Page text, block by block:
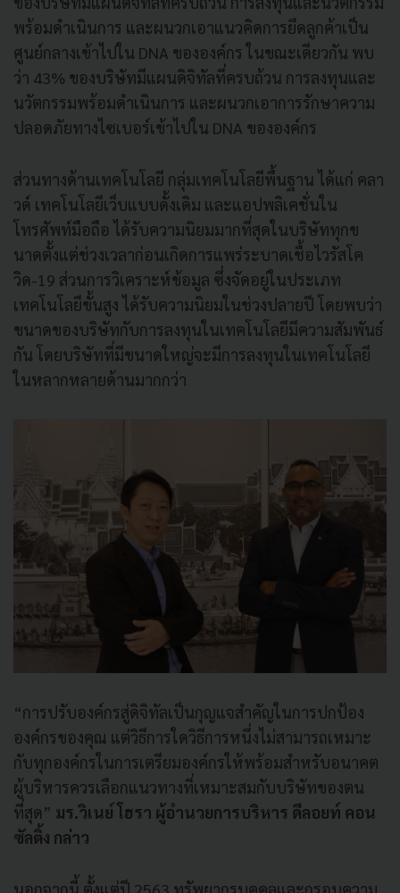
พร้อมดำเนินการ และผนวกเอาแนวคิดการยึดลูกค้าเป็น
ศูนย์กลางเข้าไปใน DNA ขององค์กร ในขณะเดียวกัน พบ
ว่า 43% ของบริษัทมีแผนดิจิทัลที่ครบถ้วน การลงทุนและ
นวัตกรรมพร้อมดำเนินการ และผนวกเอาการรักษาความ
ปลอดภัยทางไซเบอร์เข้าไปใน DNA ขององค์กร
ส่วนทางด้านเทคโนโลยี กลุ่มเทคโนโลยีพื้นฐาน ได้แก่ คลา
วด์ เทคโนโลยีเว็บแบบดั้งเดิม และแอปพลิเคชั่นใน
โทรศัพท์มือถือ ได้รับความนิยมมากที่สุดในบริษัททุกข
นาดตั้งแต่ช่วงเวลาก่อนเกิดการแพร่ระบาดเชื้อไวรัสโค
วิด-19 ส่วนการวิเคราะห์ข้อมูล ซึ่งจัดอยู่ในประเภท
เทคโนโลยีขั้นสูง ได้รับความนิยมในช่วงปลายปี โดยพบว่า
ขนาดของบริษัทกับการลงทุนในเทคโนโลยีมีความสัมพันธ์
กัน โดยบริษัทที่มีขนาดใหญ่จะมีการลงทุนในเทคโนโลยี
ในหลากหลายด้านมากกว่า
“การปรับองค์กรสู่ดิจิทัลเป็นกุญแจสำคัญในการปกป้อง
องค์กรของคุณ แต่วิธีการใดวิธีการหนึ่งไม่สามารถเหมาะ
กับทุกองค์กรในการเตรียมองค์กรให้พร้อมสำหรับอนาคต
ผู้บริหารควรเลือกแนวทางที่เหมาะสมกับบริษัทของตน
ที่สุด” มร.วิเนย์ โฮรา ผู้อำนวยการบริหาร ดีลอยท์ คอน
ซัลติ้ง กล่าว